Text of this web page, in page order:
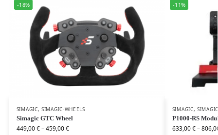
-18%
SIMAGIC,SIMAGIC-WHEELS
Simagic GTC Wheel
449,00€–459,00€
-11%
SIMAGIC,
P1000-RS
633,00€–